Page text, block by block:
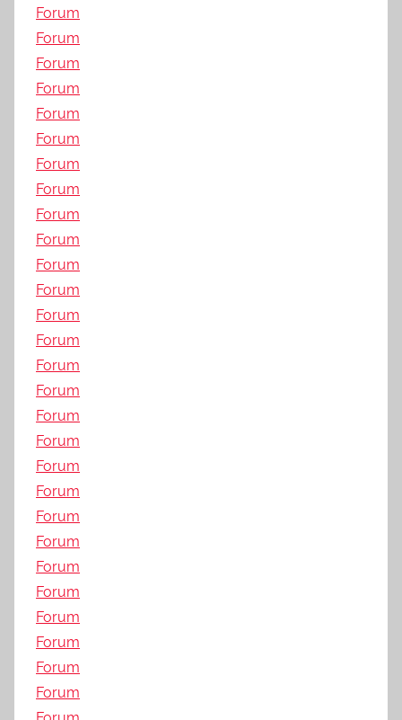
Forum
Forum
Forum
Forum
Forum
Forum
Forum
Forum
Forum
Forum
Forum
Forum
Forum
Forum
Forum
Forum
Forum
Forum
Forum
Forum
Forum
Forum
Forum
Forum
Forum
Forum
Forum
Forum